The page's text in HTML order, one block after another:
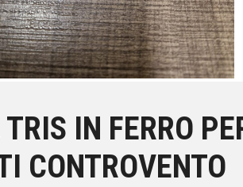
IN FERRO
CONTROVENTO